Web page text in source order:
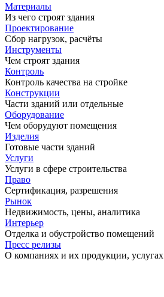
Материалы
Из чего строят здания
Проектирование
Сбор нагрузок, расчёты
Инструменты
Чем строят здания
Контроль
Контроль качества на стройке
Конструкции
Части зданий или отдельные
Оборудование
Чем оборудуют помещения
Изделия
Готовые части зданий
Услуги
Услуги в сфере строительства
Право
Сертификация, разрешения
Рынок
Недвижимость, цены, аналитика
Интерьер
Отделка и обустройство помещений
Пресс релизы
О компаниях и их продукции, услугах